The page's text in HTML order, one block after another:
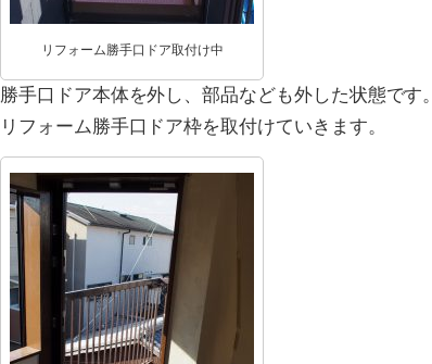
リフォーム勝手口ドア取付け中
勝手口ドア本体を外し、部品なども外した状態です。
リフォーム勝手口ドア枠を取付けていきます。